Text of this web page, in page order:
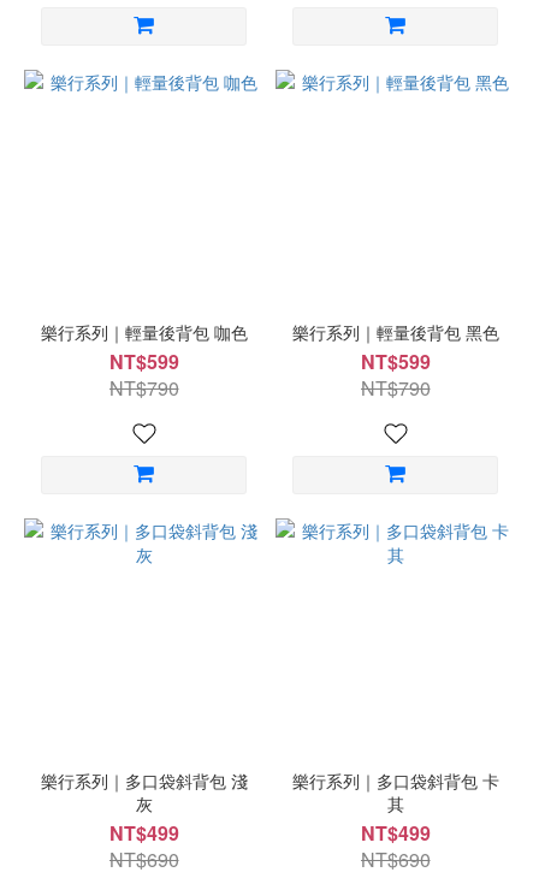
樂行系列｜輕量後背包 咖色
NT$599
NT$790
樂行系列｜輕量後背包 黑色
NT$599
NT$790
樂行系列｜多口袋斜背包 淺
灰
NT$499
NT$690
樂行系列｜多口袋斜背包 卡
其
NT$499
NT$690